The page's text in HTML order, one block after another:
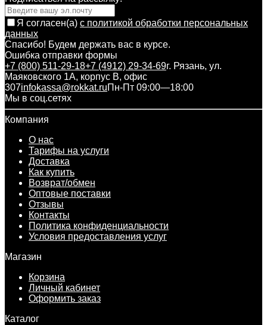
Я согласен(a) с политикой обработки персональных
данных
Спасибо! Будем держать вас в курсе.
Ошибка отправки формы
+7 (800) 511-29-18+7 (4912) 29-34-69г. Рязань, ул.
Маяковского 1А, корпус B, офис
307infokassa@rokkat.ruПн-Пт 09:00—18:00
Мы в соц.сетях
Компания
О нас
Тарифы на услуги
Доставка
Как купить
Возврат/обмен
Оптовые поставки
Отзывы
Контакты
Политика конфиденциальности
Условия предоставления услуг
Магазин
Корзина
Личный кабинет
Оформить заказ
Каталог